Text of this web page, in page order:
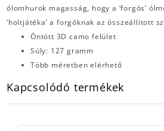
ólomhurok magasság, hogy a ‘forgós’
‘holtjátéka’ a forgóknak az összeállított
Öntött 3D camo felület
Súly: 127 gramm
Több méretben elérhető
Kapcsolódó termékek